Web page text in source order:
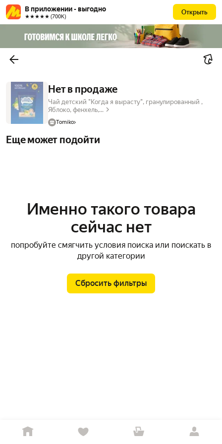
В приложении - выгодно
★★★★★ (700К)
Открыть
Нет в продаже
Чай детский "Когда я вырасту", гранулированный ,
Яблоко, фенхель,...
Tomiko
Еще может подойти
Именно такого товара
сейчас нет
попробуйте смягчить условия поиска или поискать в
другой категории
Сбросить фильтры